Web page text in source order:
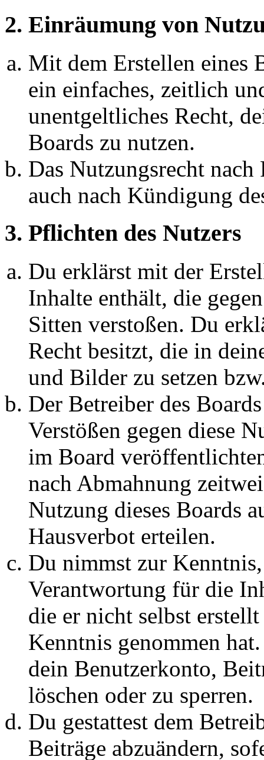
2. Einräumung von
Mit dem Erstellen eines
ein einfaches, zeitlich
unentgeltliches Recht,
Boards zu nutzen.
Das Nutzungsrecht
auch nach Kündigung
3. Pflichten des Nutzers
Du erklärst mit der
Inhalte enthält, die
Sitten verstoßen. Du
Recht besitzt, die in
und Bilder zu setzen
Der Betreiber des
Verstößen gegen diese
im Board
nach Abmahnung
Nutzung dieses Boards
Hausverbot erteilen.
Du nimmst zur
Verantwortung für die
die er nicht selbst
Kenntnis genommen
dein Benutzerkonto,
löschen oder zu sperren.
Du gestattest dem
Beiträge abzuändern,